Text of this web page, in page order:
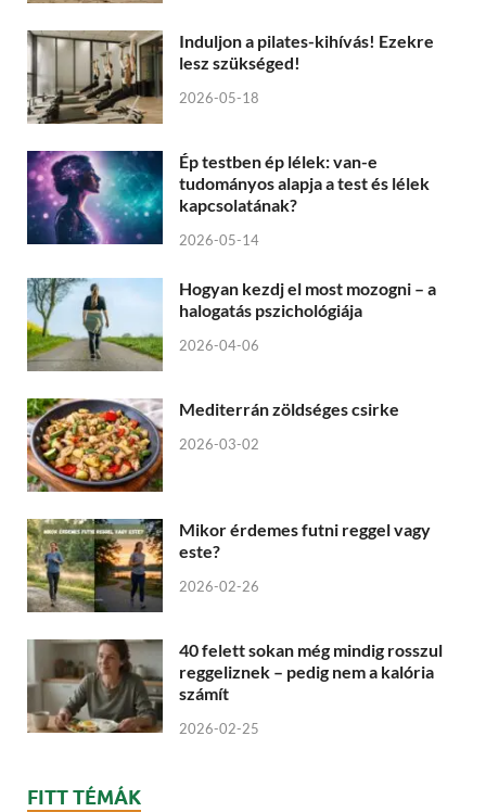
Induljon a pilates-kihívás! Ezekre
lesz szükséged!
2026-05-18
Ép testben ép lélek: van-e
tudományos alapja a test és lélek
kapcsolatának?
2026-05-14
Hogyan kezdj el most mozogni – a
halogatás pszichológiája
2026-04-06
Mediterrán zöldséges csirke
2026-03-02
Mikor érdemes futni reggel vagy
este?
2026-02-26
40 felett sokan még mindig rosszul
reggeliznek – pedig nem a kalória
számít
2026-02-25
FITT TÉMÁK